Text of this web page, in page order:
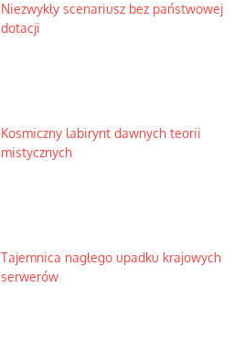
Niezwykły scenariusz bez państwowej
dotacji
Kosmiczny labirynt dawnych teorii
mistycznych
Tajemnica nagłego upadku krajowych
serwerów